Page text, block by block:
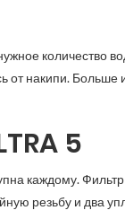
количество
от накипи.
5
каждому.
резьбу и два